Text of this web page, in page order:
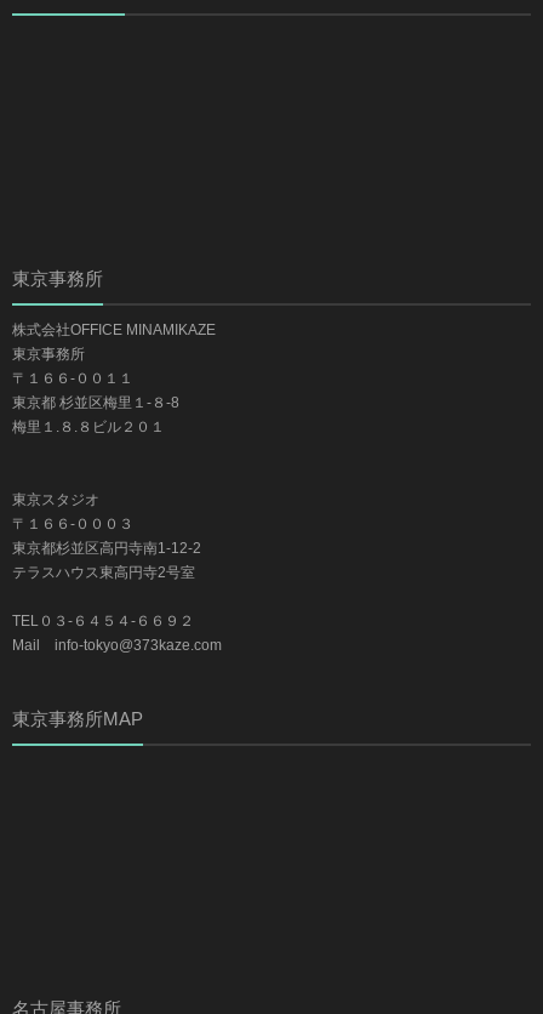
東京事務所
株式会社OFFICE MINAMIKAZE
東京事務所
〒１６６-００１１
東京都 杉並区梅里１-８-8
梅里１.８.８ビル２０１
東京スタジオ
〒１６６-０００３
東京都杉並区高円寺南1-12-2
テラスハウス東高円寺2号室
TEL０３-６４５４-６６９２
Mail info-tokyo@373kaze.com
東京事務所MAP
名古屋事務所